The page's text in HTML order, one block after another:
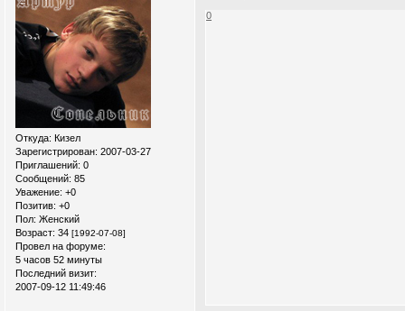
Откуда: Кизел
Зарегистрирован: 2007-03-27
Приглашений: 0
Сообщений: 85
Уважение: +0
Позитив: +0
Пол: Женский
Возраст: 34 [1992-07-08]
Провел на форуме:
5 часов 52 минуты
Последний визит:
2007-09-12 11:49:46
0